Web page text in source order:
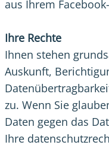
aus Ihrem
Ihre Rechte
Ihnen stehen
Auskunft,
zu. Wenn Sie
Daten gegen das
Ihre